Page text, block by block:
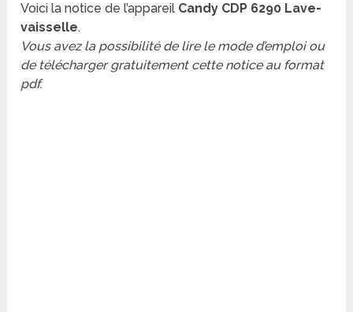
Voici la notice de l’appareil Candy CDP 6290 Lave-
vaisselle.
Vous avez la possibilité de lire le mode d’emploi ou
de télécharger gratuitement cette notice au format
pdf.